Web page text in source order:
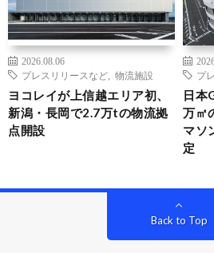
2026.08.06
プレスリリースなど
物流施設
ヨコレイが上信越エリア初、
新潟・長岡で2.7万tの物流拠
点開設
プ
日本
万㎡
マソ
定
Back to Top